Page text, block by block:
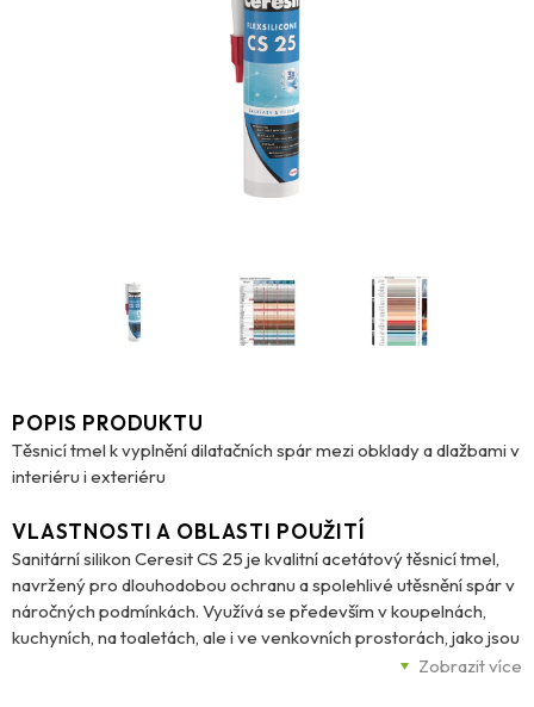
POPIS PRODUKTU
Těsnicí tmel k vyplnění dilatačních spár mezi obklady a dlažbami v
interiéru i exteriéru
Zobrazit více
VLASTNOSTI A OBLASTI POUŽITÍ
Sanitární silikon Ceresit CS 25 je kvalitní acetátový těsnicí tmel,
navržený pro dlouhodobou ochranu a spolehlivé utěsnění spár v
náročných podmínkách. Využívá se především v koupelnách,
kuchyních, na toaletách, ale i ve venkovních prostorách, jako jsou
balkony či terasy. Ideálně se hodí k vyplnění spojů mezi obklady,